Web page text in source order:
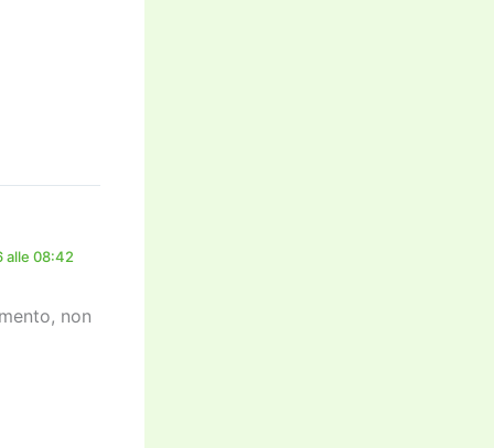
alle 08:42
non